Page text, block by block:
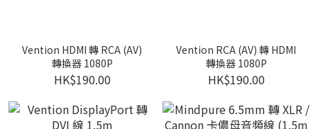
Vention HDMI 轉 RCA (AV)
轉換器 1080P
HK$190.00
Vention RCA (AV) 轉 HDMI
轉換器 1080P
HK$190.00